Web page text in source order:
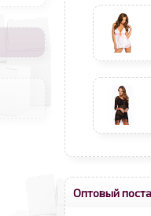
Оптовый